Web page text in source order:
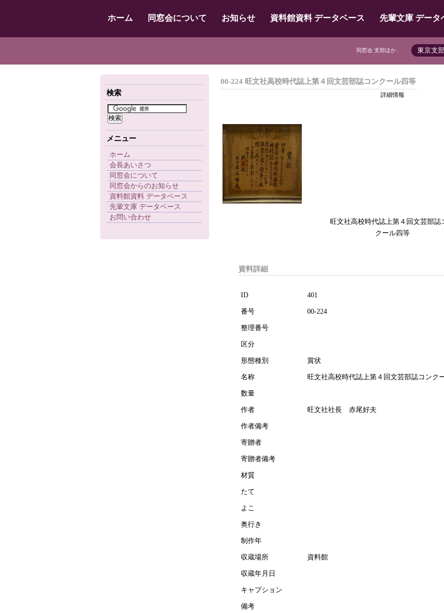
ホーム 同窓会について お知らせ 資料館資料 データベース 先輩文庫 データ
同窓会 支部ほか : 東京支
検索
メニュー
ホーム
会長あいさつ
同窓会について
同窓会からのお知らせ
資料館資料 データベース
先輩文庫 データベース
お問い合わせ
00-224 旺文社高校時代誌上第４回文芸部誌コンクール四等
詳細情報
旺文社高校時代誌上第４回文芸部誌
クール四等
資料詳細
ID 401
番号 00-224
整理番号
区分
形態種別 賞状
名称 旺文社高校時代誌上第４回文芸部誌コンク
数量
作者 旺文社社長 赤尾好夫
作者備考
寄贈者
寄贈者備考
材質
たて
よこ
奥行き
制作年
収蔵場所 資料館
収蔵年月日
キャプション
備考